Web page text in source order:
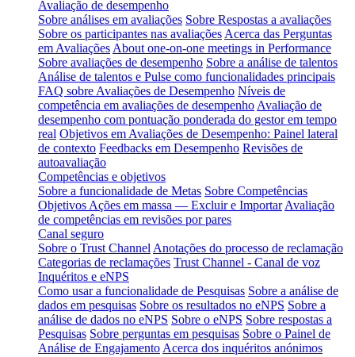
Avaliação de desempenho
Sobre análises em avaliações Sobre Respostas a avaliações
Sobre os participantes nas avaliações Acerca das Perguntas
em Avaliações About one-on-one meetings in Performance
Sobre avaliações de desempenho Sobre a análise de talentos
Análise de talentos e Pulse como funcionalidades principais
FAQ sobre Avaliações de Desempenho Níveis de
competência em avaliações de desempenho Avaliação de
desempenho com pontuação ponderada do gestor em tempo
real Objetivos em Avaliações de Desempenho: Painel lateral
de contexto Feedbacks em Desempenho Revisões de
autoavaliação
Competências e objetivos
Sobre a funcionalidade de Metas Sobre Competências
Objetivos Ações em massa — Excluir e Importar Avaliação
de competências em revisões por pares
Canal seguro
Sobre o Trust Channel Anotações do processo de reclamação
Categorias de reclamações Trust Channel - Canal de voz
Inquéritos e eNPS
Como usar a funcionalidade de Pesquisas Sobre a análise de
dados em pesquisas Sobre os resultados no eNPS Sobre a
análise de dados no eNPS Sobre o eNPS Sobre respostas a
Pesquisas Sobre perguntas em pesquisas Sobre o Painel de
Análise de Engajamento Acerca dos inquéritos anónimos